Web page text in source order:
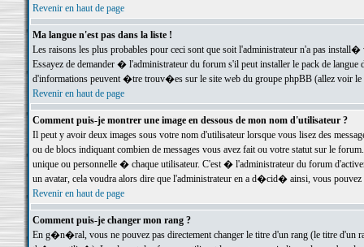
Revenir en haut de page
Ma langue n'est pas dans la liste !
Les raisons les plus probables pour ceci sont que soit l'administrateur n'a pas
Essayez de demander � l'administrateur du forum s'il peut installer le pack de
d'informations peuvent �tre trouv�es sur le site web du groupe phpBB (allez voir le
Revenir en haut de page
Comment puis-je montrer une image en dessous de mon nom d'utilisateur ?
Il peut y avoir deux images sous votre nom d'utilisateur lorsque vous lisez des
ou de blocs indiquant combien de messages vous avez fait ou votre statut sur le
unique ou personnelle � chaque utilisateur. C'est � l'administrateur du forum
un avatar, cela voudra alors dire que l'administrateur en a d�cid� ainsi, vous
Revenir en haut de page
Comment puis-je changer mon rang ?
En g�n�ral, vous ne pouvez pas directement changer le titre d'un rang (le titre d'un